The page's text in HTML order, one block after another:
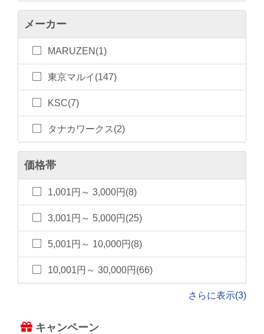
メーカー
MARUZEN(1)
東京マルイ(147)
KSC(7)
タナカワークス(2)
価格帯
1,001円～ 3,000円(8)
3,001円～ 5,000円(25)
5,001円～ 10,000円(8)
10,001円～ 30,000円(66)
さらに表示(3)
キャンペーン